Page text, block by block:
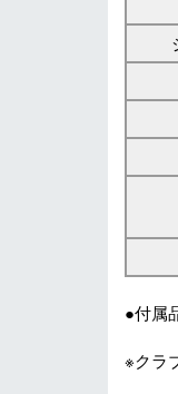
●付属
※クラ